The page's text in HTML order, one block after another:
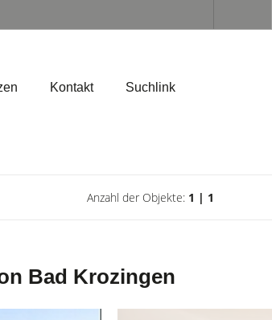
Kontakt Suchlink
Anzahl der Objekte: 1 | 1
Bad Krozingen